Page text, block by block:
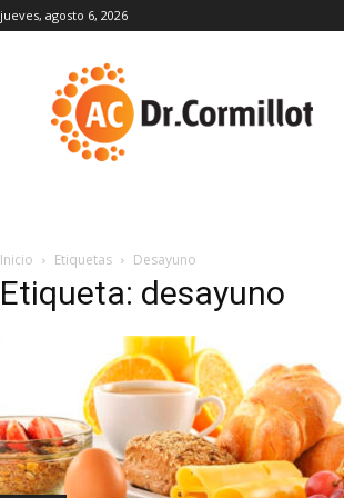
jueves, agosto 6, 2026
Inicio Etiquetas Desayuno
Etiqueta: desayuno